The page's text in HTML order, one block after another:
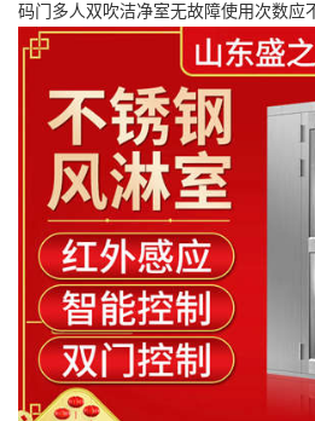
码门多人双吹洁净室无故障使用次数应